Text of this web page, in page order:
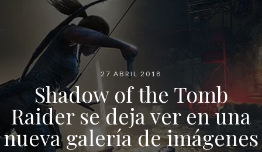
27 ABRIL 2018
Shadow of the Tomb
Raider se deja ver en una
nueva galería de imágenes